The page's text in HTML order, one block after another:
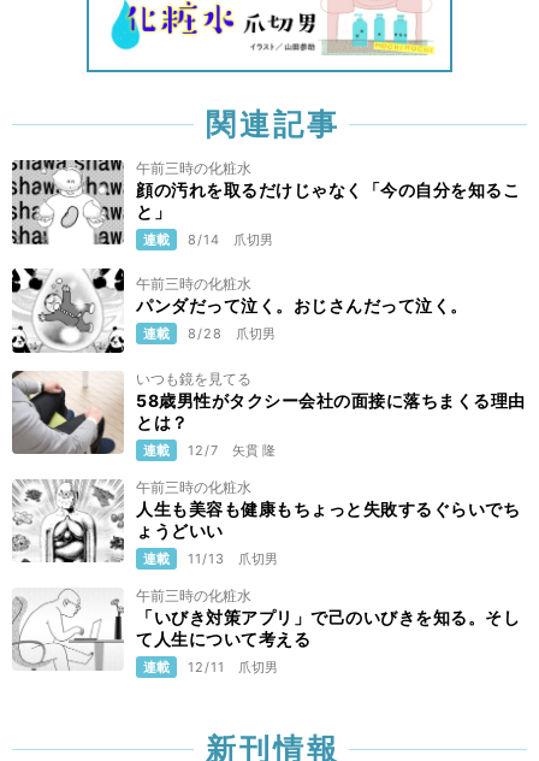
関連記事
午前三時の化粧水
顔の汚れを取るだけじゃなく「今の自分を知るこ
と」
連載 8/14 爪切男
午前三時の化粧水
パンダだって泣く。おじさんだって泣く。
連載 8/28 爪切男
いつも鏡を見てる
58歳男性がタクシー会社の面接に落ちまくる理由
とは？
連載 12/7 矢貫 隆
午前三時の化粧水
人生も美容も健康もちょっと失敗するぐらいでち
ょうどいい
連載 11/13 爪切男
午前三時の化粧水
「いびき対策アプリ」で己のいびきを知る。そし
て人生について考える
連載 12/11 爪切男
新刊情報